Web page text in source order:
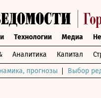
Технологии Медиа
Аналитика Капитал
прогнозы Выбор